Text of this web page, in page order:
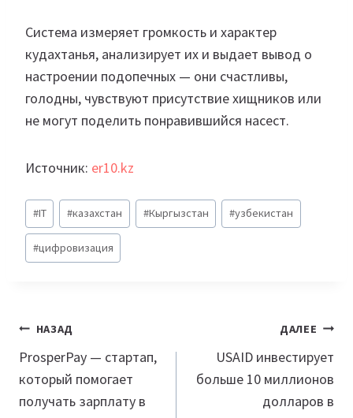
Система измеряет громкость и характер
кудахтанья, анализирует их и выдает вывод о
настроении подопечных — они счастливы,
голодны, чувствуют присутствие хищников или
не могут поделить понравившийся насест.
Источник: er10.kz
Метки
записи:
#IT #казахстан #Кыргызстан #узбекистан
#цифровизация
Навигация
по
записям
НАЗАД
ProsperPay — стартап,
который помогает
получать зарплату в
ДАЛЕЕ
USAID инвестирует
больше 10 миллионов
долларов в